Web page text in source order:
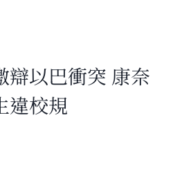
辯以巴衝突 康奈
違校規